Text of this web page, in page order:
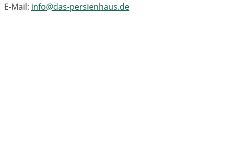
E-Mail: info@das-persienhaus.de